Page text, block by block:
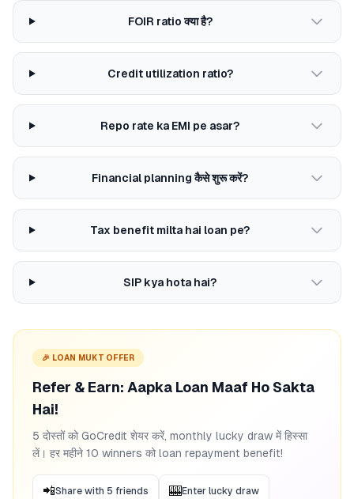
FOIR ratio क्या है?
Credit utilization ratio?
Repo rate ka EMI pe asar?
Financial planning कैसे शुरू करें?
Tax benefit milta hai loan pe?
SIP kya hota hai?
🎉 LOAN MUKT OFFER
Refer & Earn: Aapka Loan Maaf Ho Sakta
Hai!
5 दोस्तों को GoCredit शेयर करें, monthly lucky draw में हिस्सा
लें। हर महीने 10 winners को loan repayment benefit!
📲Share with 5 friends 🎰Enter lucky draw